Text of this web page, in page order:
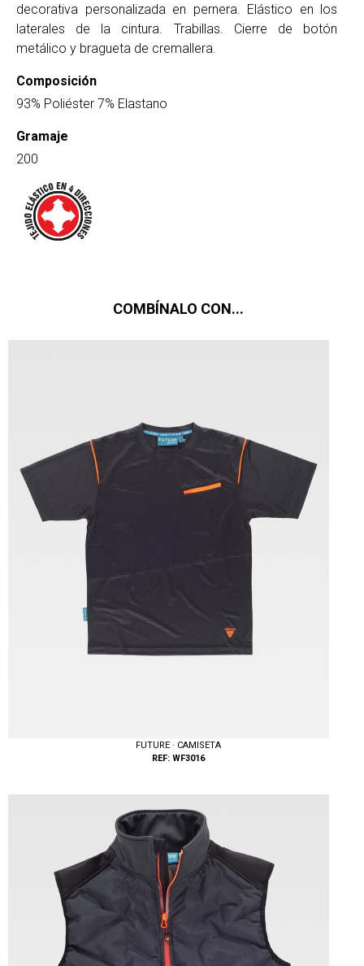
decorativa personalizada en pernera. Elástico en los
laterales de la cintura. Trabillas. Cierre de botón
metálico y bragueta de cremallera.
Composición
93% Poliéster 7% Elastano
Gramaje
200
COMBÍNALO CON...
Tallas: S, M, L, XL, XXL
FUTURE · CAMISETA
REF: WF3016